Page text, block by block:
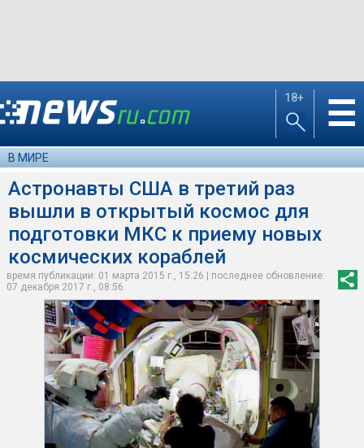
18+ ☰
В МИРЕ
Астронавты США в третий раз
вышли в открытый космос для
подготовки МКС к приему новых
космических кораблей
время публикации: 01 марта 2015 г., 15:26 | последнее обновление:
07 декабря 2017 г., 08:56